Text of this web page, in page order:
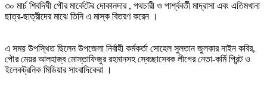
৩০ মার্চ শিবদিঘী পৌর মার্কেটের দোকানদার , পথচারী ও পার্শ্ববর্তী মাদ্রাসা এবং এতিমখানা
ছাত্র-ছাত্রীদের মাঝে তিনি এ মাস্ক বিতরণ করেন ।
এ সময় উপস্থিত ছিলেন উপজেলা নির্বাহী কর্মকর্তা সোহেল সুলতান জুলকার নাইন কবির,
পৌর মেয়র আলহাজ্ব মোস্তাফিজুর রহমানসহ স্বেচ্ছাসেবক লীগের নেতা-কর্মি প্রিন্ট ও
ইলেকট্রনিক মিডিয়ার সাংবাদিকেরা ।